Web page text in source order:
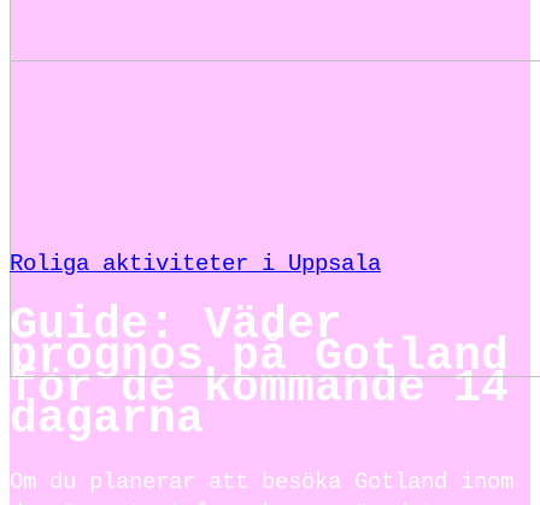
Roliga aktiviteter i Uppsala
Guide: Väder
prognos på Gotland
för de kommande 14
dagarna
Om du planerar att besöka Gotland inom